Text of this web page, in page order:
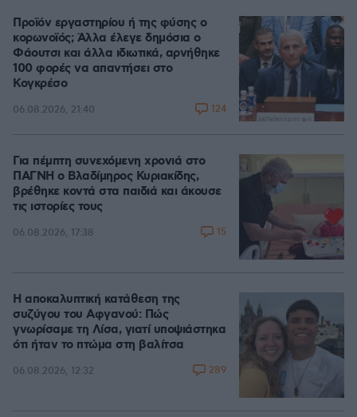
Προϊόν εργαστηρίου ή της φύσης ο
κορωνοϊός; Άλλα έλεγε δημόσια ο
Φάουτσι και άλλα ιδιωτικά, αρνήθηκε
100 φορές να απαντήσει στο
Κογκρέσο
06.08.2026, 21:40 124
Για πέμπτη συνεχόμενη χρονιά στο
ΠΑΓΝΗ ο Βλαδίμηρος Κυριακίδης,
βρέθηκε κοντά στα παιδιά και άκουσε
τις ιστορίες τους
06.08.2026, 17:38 15
Η αποκαλυπτική κατάθεση της
συζύγου του Αφγανού: Πώς
γνωρίσαμε τη Λίσα, γιατί υποψιάστηκα
ότι ήταν το πτώμα στη βαλίτσα
06.08.2026, 12:32 289